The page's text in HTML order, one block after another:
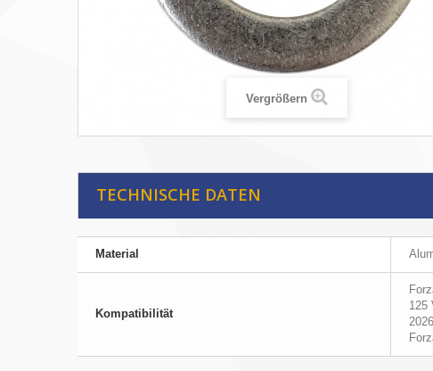
Vergrößern
TECHNISCHE DATEN
Material
Kompatibilität
125